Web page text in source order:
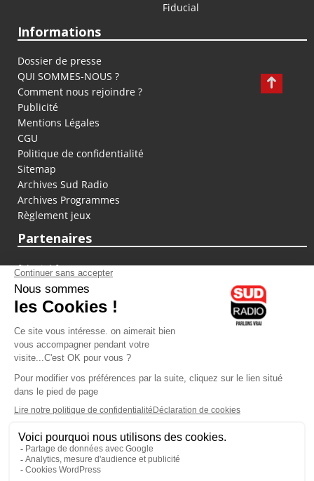
Fiducial
Informations
Dossier de presse
QUI SOMMES-NOUS ?
Comment nous rejoindre ?
Publicité
Mentions Légales
CGU
Politique de confidentialité
Sitemap
Archives Sud Radio
Archives Programmes
Règlement jeux
Partenaires
fiducial.fr
lyoncapitale.fr
olympique-et-lyonnais.com
L'application Iphone / Android
Téléchargez l'application
Les cookies
Gestion des cookies
Crédit photos : ©Sud Radio / Pierre Olivier